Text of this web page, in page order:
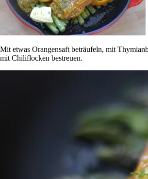
Mit etwas Orangensaft beträufeln, mit
mit Chiliflocken bestreuen.